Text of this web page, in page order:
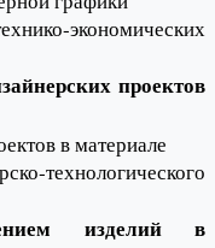
экономических
проектов
в материале
изделий в